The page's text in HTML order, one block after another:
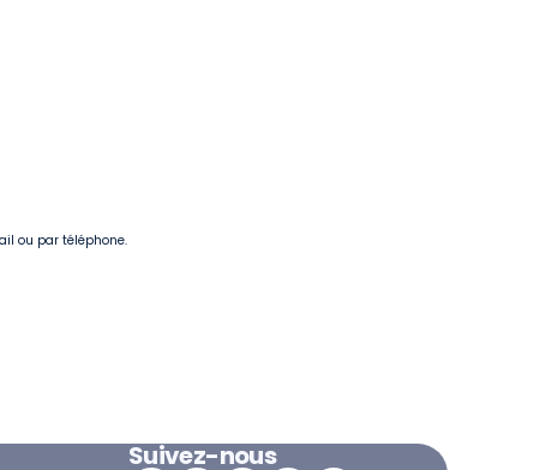
ou par téléphone.
Suivez-nous